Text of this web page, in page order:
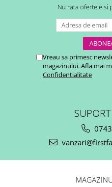
Nu rata ofertele si
Vreau sa primesc
magazinului. Afla mai
Confidentialitate